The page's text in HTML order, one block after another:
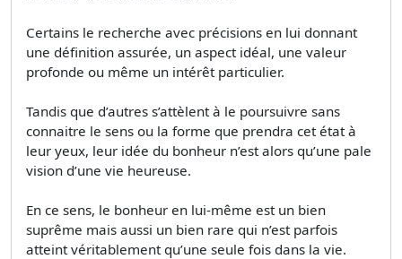
Certains le recherche avec précisions en lui donnant
une définition assurée, un aspect idéal, une valeur
profonde ou même un intérêt particulier.
Tandis que d’autres s’attèlent à le poursuivre sans
connaitre le sens ou la forme que prendra cet état à
leur yeux, leur idée du bonheur n’est alors qu’une pale
vision d’une vie heureuse.
En ce sens, le bonheur en lui-même est un bien
suprême mais aussi un bien rare qui n’est parfois
atteint véritablement qu’une seule fois dans la vie.